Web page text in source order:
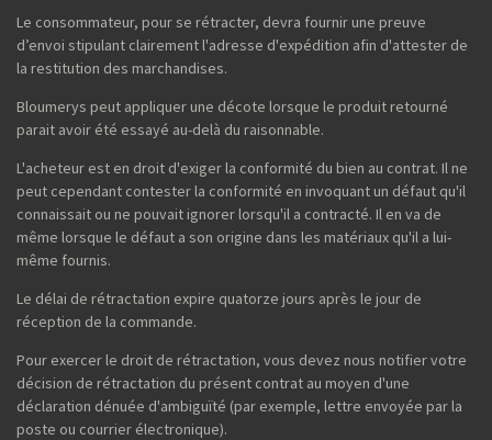
Le consommateur, pour se rétracter, devra fournir une preuve
d’envoi stipulant clairement l'adresse d'expédition afin d'attester de
la restitution des marchandises.
Bloumerys peut appliquer une décote lorsque le produit retourné
parait avoir été essayé au-delà du raisonnable.
L'acheteur est en droit d'exiger la conformité du bien au contrat. Il ne
peut cependant contester la conformité en invoquant un défaut qu'il
connaissait ou ne pouvait ignorer lorsqu'il a contracté. Il en va de
même lorsque le défaut a son origine dans les matériaux qu'il a lui-
même fournis.
Le délai de rétractation expire quatorze jours après le jour de
réception de la commande.
Pour exercer le droit de rétractation, vous devez nous notifier votre
décision de rétractation du présent contrat au moyen d'une
déclaration dénuée d'ambiguïté (par exemple, lettre envoyée par la
poste ou courrier électronique).